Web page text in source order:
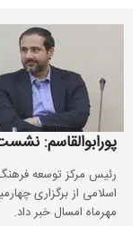
پورابوالقاسم:
رئیس مرکز توسعه
مهرماه امسال خبر داد.